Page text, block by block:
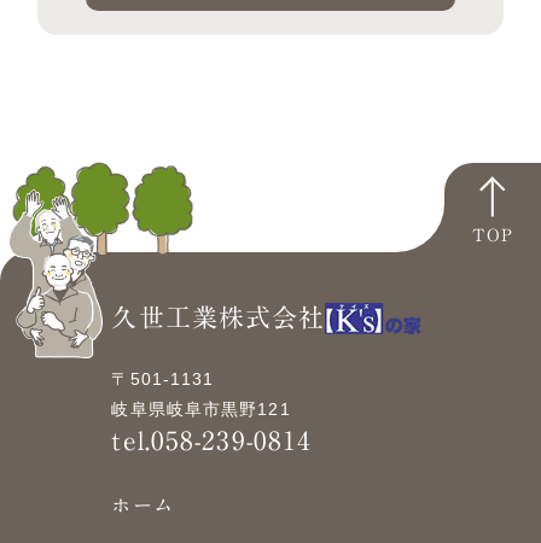
久世工業株式会社
〒501-1131
岐阜県岐阜市黒野121
tel.058-239-0814
ホーム
TOP